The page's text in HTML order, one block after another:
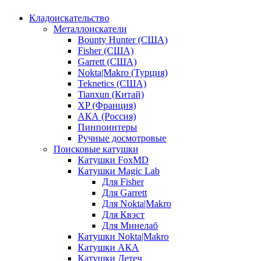
Кладоискательство
Металлоискатели
Bounty Hunter (США)
Fisher (США)
Garrett (США)
Nokta|Makro (Турция)
Teknetics (США)
Tianxun (Китай)
XP (Франция)
АКА (Россия)
Пинпоинтеры
Ручные досмотровые
Поисковые катушки
Катушки FoxMD
Катушки Magic Lab
Для Fisher
Для Garrett
Для Nokta|Makro
Для Квэст
Для Минелаб
Катушки Nokta|Makro
Катушки АКА
Катушки Детеч